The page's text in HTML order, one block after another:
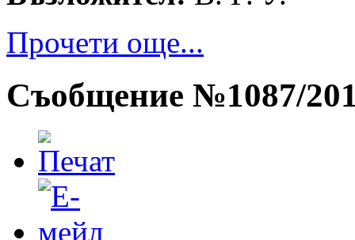
Прочети още...
Съобщение №1087/